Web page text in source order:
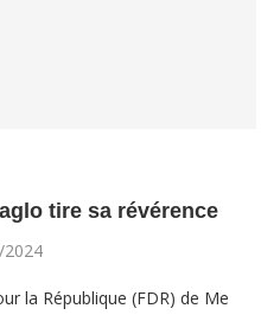
tire sa révérence
la République (FDR) de Me